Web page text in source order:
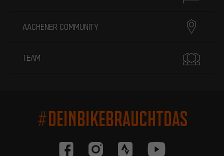
AACHENER COMMUNITY
TEAM
#DEINBIKEBRAUCHTDAS